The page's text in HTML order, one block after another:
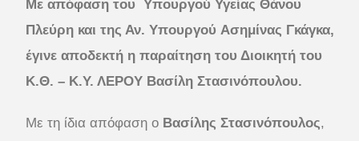
Με απόφαση του Υπουργού Υγείας Θάνου
Πλεύρη και της Αν. Υπουργού Ασημίνας Γκάγκα,
έγινε αποδεκτή η παραίτηση του Διοικητή του
Κ.Θ. – Κ.Υ. ΛΕΡΟΥ Βασίλη Στασινόπουλου.
Με τη ίδια απόφαση ο Βασίλης Στασινόπουλος,